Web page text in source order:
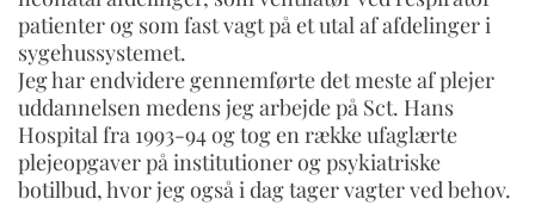
patienter og som fast vagt på et utal af afdelinger i
sygehussystemet.
Jeg har endvidere gennemførte det meste af plejer
uddannelsen medens jeg arbejde på Sct. Hans
Hospital fra 1993-94 og tog en række ufaglærte
plejeopgaver på institutioner og psykiatriske
botilbud, hvor jeg også i dag tager vagter ved behov.